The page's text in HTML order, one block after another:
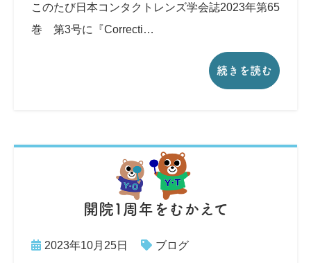
このたび日本コンタクトレンズ学会誌2023年第65
巻 第3号に『Correcti…
続きを読む
開院1周年をむかえて
2023年10月25日 ブログ